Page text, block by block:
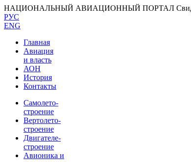
НАЦИОНАЛЬНЫЙ АВИАЦИОННЫЙ ПОРТАЛ
РУС
ENG
Главная
Авиация
и власть
АОН
История
Контакты
Самолето-
строение
Вертолето-
строение
Двигателе-
строение
Авионика и